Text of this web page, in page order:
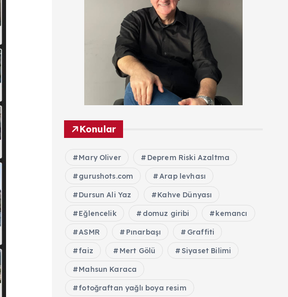
Konular
Mary Oliver Deprem Riski Azaltma
gurushots.com Arap levhası
Dursun Ali Yaz Kahve Dünyası
Eğlencelik domuz giribi kemancı
ASMR Pınarbaşı Graffiti
faiz Mert Gölü Siyaset Bilimi
Mahsun Karaca
fotoğraftan yağlı boya resim